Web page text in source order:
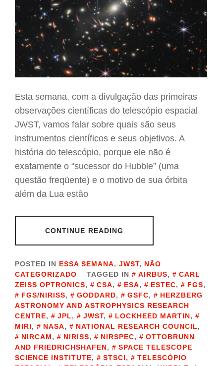
Esta semana, com a divulgação das primeiras
observações científicas do telescópio espacial
JWST, vamos falar sobre quais são seus
instrumentos científicos e seus objetivos. A
história do telescópio, porque ele não é
exatamente o “sucessor do Hubble” (uma
questão freqüente) e o motivo de sua órbita
além da Lua estão
CONTINUE READING
POSTED IN ESSA SEMANA, JWST, NÃO
CATEGORIZADO
TAGGED IN AIRBUS,
CARL
ZEISS OPTRONICS, CSA, ESA, ESTEC, FGS,
FGS/NIRISS, GODDARD, GSFC,
HERZBERG
ASTRONOMY AND ASTROPHYSICS RESEARCH
CENTRE, JPL, JWST, LOCKHEED MARTIN,
MIRI, NASA, NATIONAL RESEARCH COUNCIL,
NIRCAM, NIRISS, NIRSPEC,
OTTOBRUNN
AND FRIEDRICHSHAFEN,
SPACE TELESCOPE
SCIENCE INSTITUTE, STSCI,
TELESCÓPIO